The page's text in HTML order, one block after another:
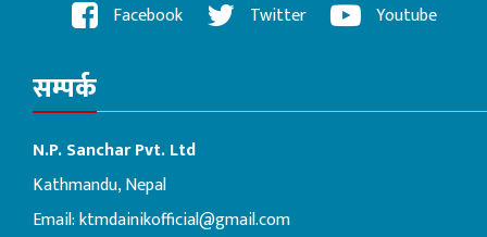
Facebook Twitter Youtube
सम्पर्क
N.P. Sanchar Pvt. Ltd
Kathmandu, Nepal
Email:ktmdainikofficial@gmail.com